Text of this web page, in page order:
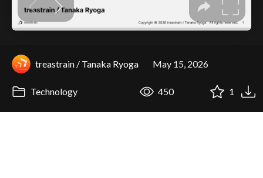
treastrain / Tanaka Ryoga May 15, 2026
Technology 450 1